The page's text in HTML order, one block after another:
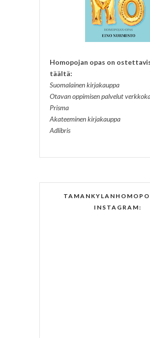
Homopojan opas on
täältä:
Suomalainen kirjakauppa
Otavan oppimisen palvelut
Prisma
Akateeminen kirjakauppa
Adlibris
INSTAGRAM: